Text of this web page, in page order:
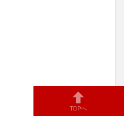
TOPへ